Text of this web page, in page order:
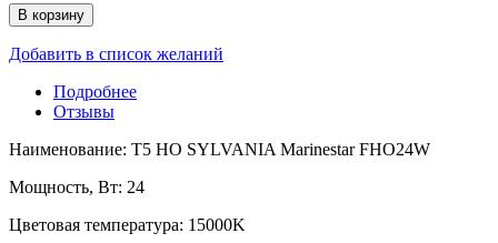
В корзину
Добавить в список желаний
Подробнее
Отзывы
Наименование: T5 HO SYLVANIA Marinestar FHO24W
Мощность, Вт: 24
Цветовая температура: 15000K